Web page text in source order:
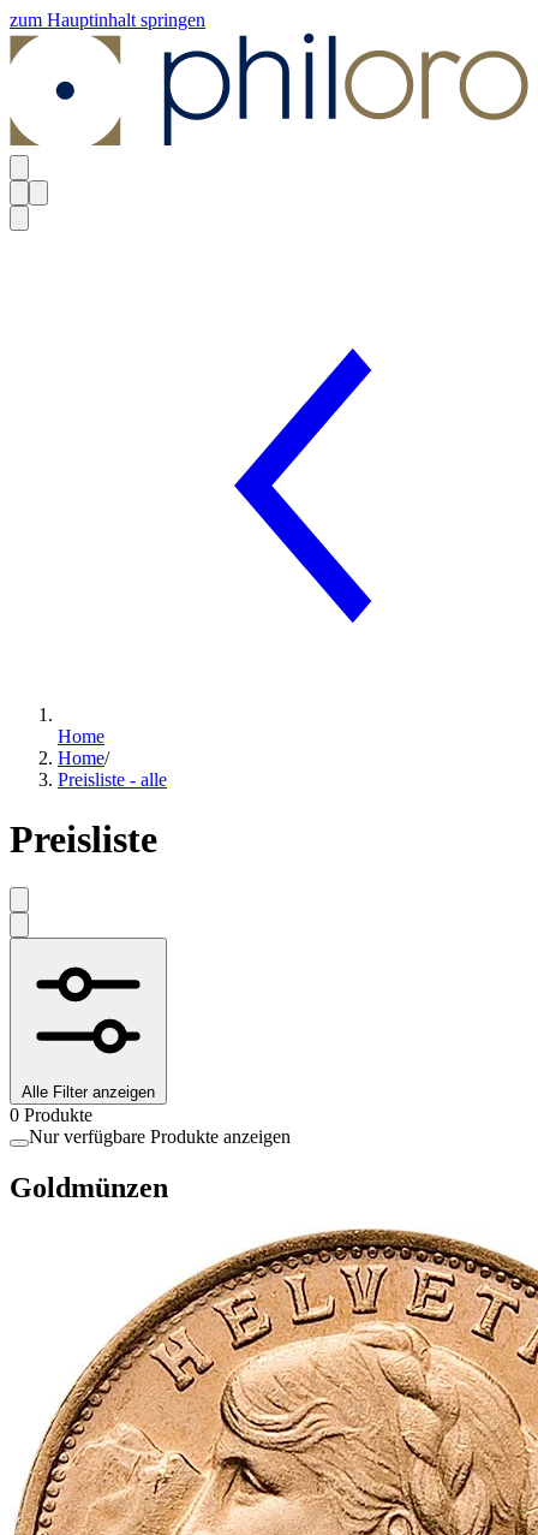
zum Hauptinhalt springen
Home
Home/
Preisliste - alle
Preisliste
Alle Filter anzeigen
0 Produkte
Nur verfügbare Produkte anzeigen
Goldmünzen